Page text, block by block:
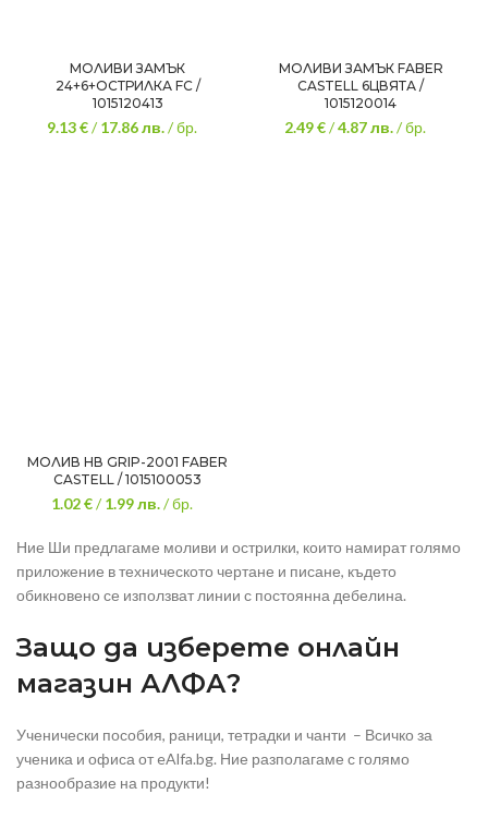
МОЛИВИ ЗАМЪК
24+6+ОСТРИЛКА FC /
1015120413
9.13 €/17.86лв./ бр.
МОЛИВИ ЗАМЪК FABER
CASTELL 6ЦВЯТА /
1015120014
2.49 €/4.87лв./ бр.
МОЛИВ НВ GRIP-2001 FABER
CASTELL / 1015100053
1.02 €/1.99лв./ бр.
Ние Ши предлагаме моливи и острилки, които намират голямо
приложение в техническото чертане и писане, където
обикновено се използват линии с постоянна дебелина.
Защо да изберете онлайн
магазин АЛФА?
Ученически пособия, раници, тетрадки и чанти – Всичко за
ученика и офиса от eAlfa.bg. Ние разполагаме с голямо
разнообразие на продукти!